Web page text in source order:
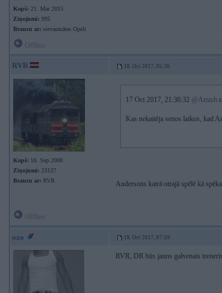
Kopš: 21. Mar 2015
Ziņojumi: 995
Braucu ar: sievasmātes Opeli
RVR 18. Oct 2017, 05:26
Kopš: 18. Sep 2008
Ziņojumi: 23127
Braucu ar: RVR
17 Oct 2017, 21:36:32 @Amish
Kas nekaitēja senos laikos, kad
Andersons katrā otrajā spēlē kā
ozo 18. Oct 2017, 07:59
RVR, DR būs jauns galvenais